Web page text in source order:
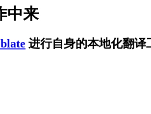
中来
进行自身的本地化翻译